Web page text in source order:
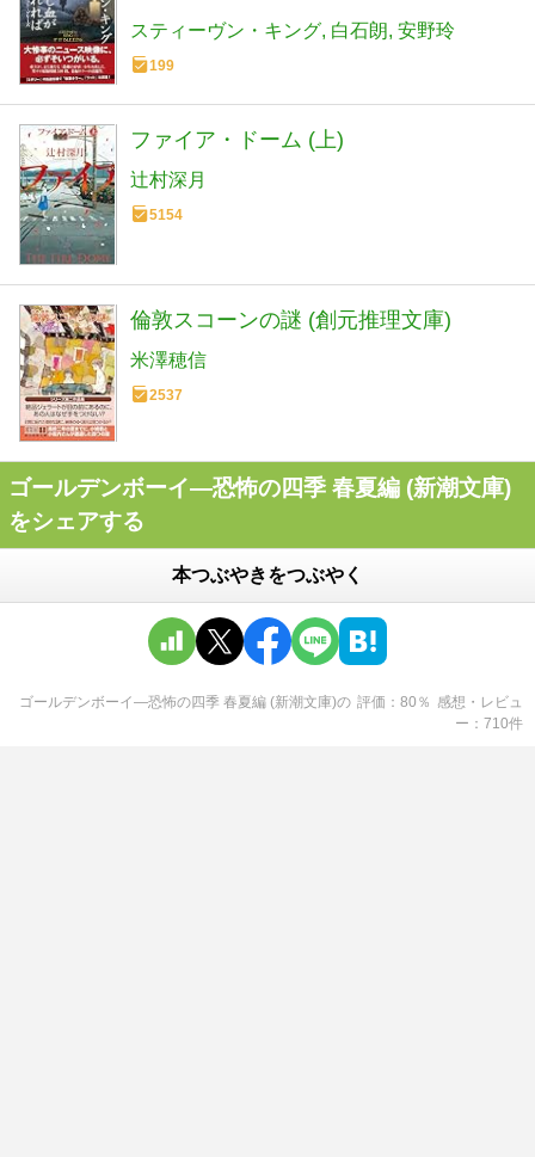
スティーヴン・キング 白石朗 安野玲
199
ファイア・ドーム (上)
辻村深月
5154
倫敦スコーンの謎 (創元推理文庫)
米澤穂信
2537
ゴールデンボーイ―恐怖の四季 春夏編 (新潮文庫)
をシェアする
本つぶやきをつぶやく
ゴールデンボーイ―恐怖の四季 春夏編 (新潮文庫)の 評価 80 ％ 感想・レビュ
ー
710件